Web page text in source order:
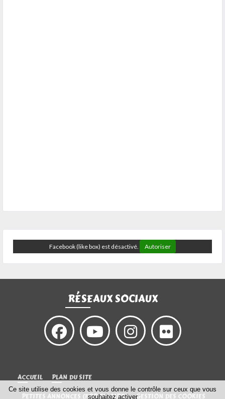
Facebook (like box) est désactivé. Autoriser
RÉSEAUX SOCIAUX
ACCUEIL PLAN DU SITE
PETITES ANNONCES (FORMULAIRE) GESTION DES COOKIES
Ce site utilise des cookies et vous donne le contrôle sur ceux que vous
souhaitez activer